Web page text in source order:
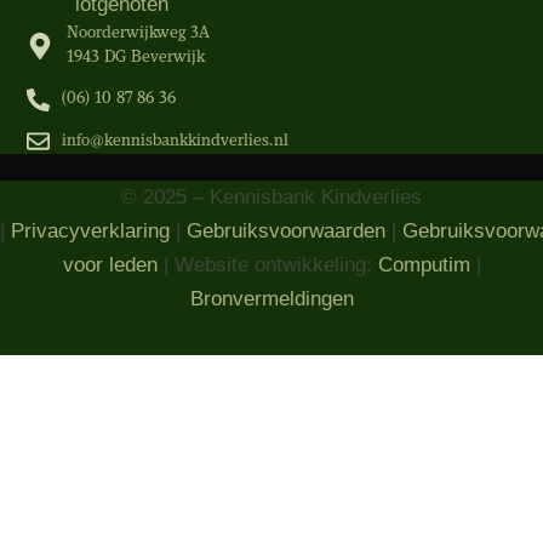
Noorderwijkweg 3A
1943 DG Beverwijk
(06) 10 87 86 36‬
info@kennisbankkindverlies.nl
© 2025 – Kennisbank Kindverlies
Privacyverklaring Gebruiksvoorwaarden
voor leden| Website ontwikkeling: Computim
Bronvermeldingen